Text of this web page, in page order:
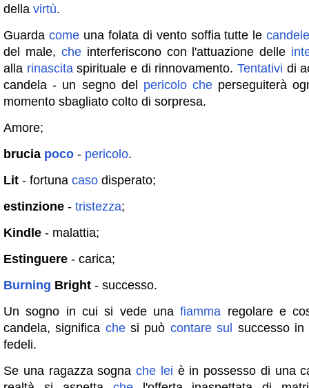
della virtù.
Guarda comeuna folata di vento soffia tutte le
del male, cheinterferiscono con l'attuazione delle
alla rinascitaspirituale e di rinnovamento.Tentativi di
candela - un segno del pericolo che perseguiterà
momento sbagliato colto di sorpresa.
Amore;
brucia poco - pericolo.
Lit - fortuna caso disperato;
estinzione - tristezza;
Kindle - malattia;
Estinguere - carica;
Burning Bright - successo.
Un sogno in cui si vede unafiamma regolare e
candela, significa chesi può contare sul
successo in
fedeli.
Se una ragazza sognache lei è in possesso di una